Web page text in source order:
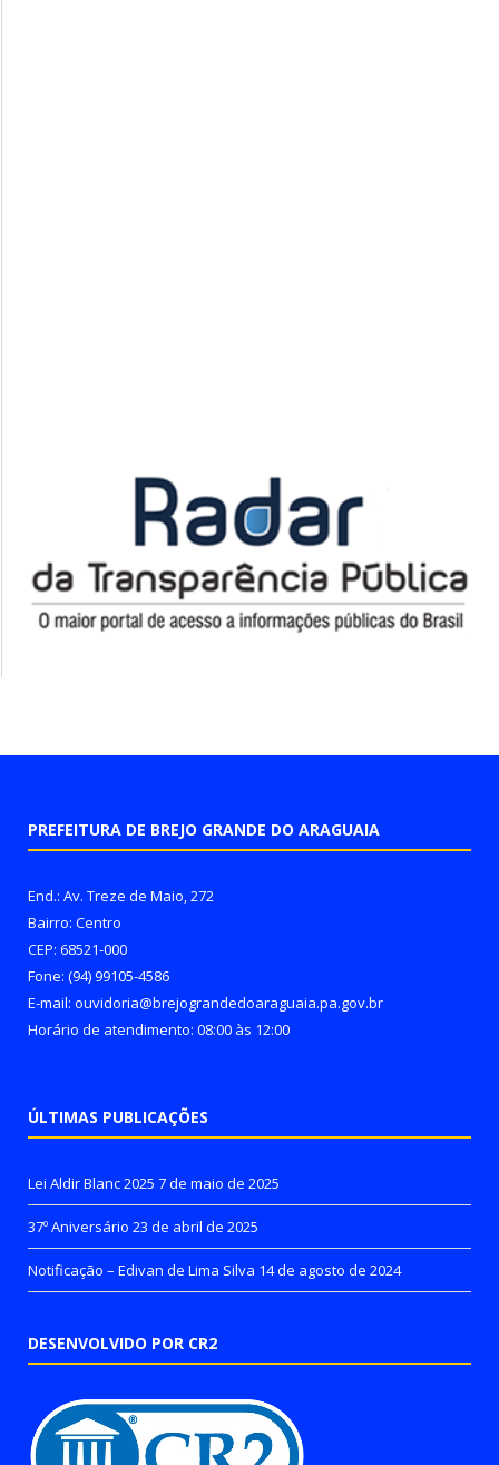
PREFEITURA DE BREJO GRANDE DO ARAGUAIA
End.: Av. Treze de Maio, 272
Bairro: Centro
CEP: 68521-000
Fone: (94) 99105-4586
E-mail: ouvidoria@brejograndedoaraguaia.pa.gov.br
Horário de atendimento: 08:00 às 12:00
ÚLTIMAS PUBLICAÇÕES
Lei Aldir Blanc 2025 7 de maio de 2025
37º Aniversário 23 de abril de 2025
Notificação – Edivan de Lima Silva 14 de agosto de 2024
DESENVOLVIDO POR CR2